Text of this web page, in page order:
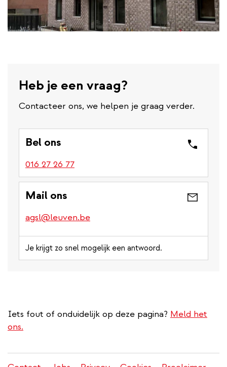
Heb je een vraag?
Contacteer ons, we helpen je graag verder.
Bel ons
016 27 26 77
Mail ons
agsl@leuven.be
Je krijgt zo snel mogelijk een antwoord.
Iets fout of onduidelijk op deze pagina? Meld het
ons.